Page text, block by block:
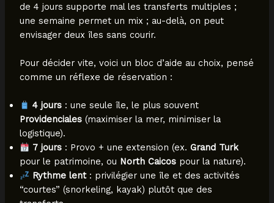
de 4 jours supporte mal les transferts multiples ;
une semaine permet un mix ; au-delà, on peut
envisager deux îles sans courir.
Pour décider vite, voici un bloc d’aide au choix, pensé
comme un réflexe de réservation :
4 jours : une seule île, le plus souvent
Providenciales(maximiser la mer, minimiser la
logistique).
7 jours : Provo + une extension (ex.Grand Turk
pour le patrimoine, ou North Caicospour la nature).
Rythme lent: privilégier une île et des activités
“courtes” (snorkeling, kayak) plutôt que des